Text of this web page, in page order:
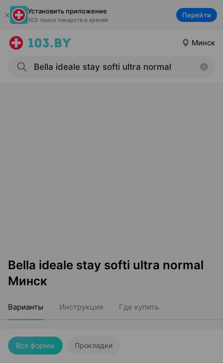
Установить приложение
103: поиск лекарств и врачей
Перейти
Минск
Bella ideale stay softi ultra normal
Минск
Варианты Инструкция Где купить
Все формы Прокладки